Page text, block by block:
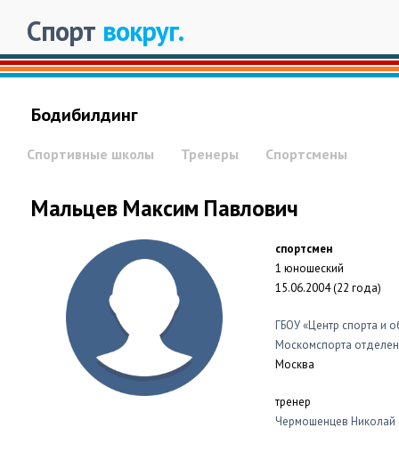
Спорт вокруг.
Бодибилдинг
Спортивные школы Тренеры Спортсмены
Мальцев Максим Павлович
спортсмен
1 юношеский
15.06.2004 (22 года)
ГБОУ «Центр спорта и
Москомспорта
Москва
тренер
Чермошенцев Николай